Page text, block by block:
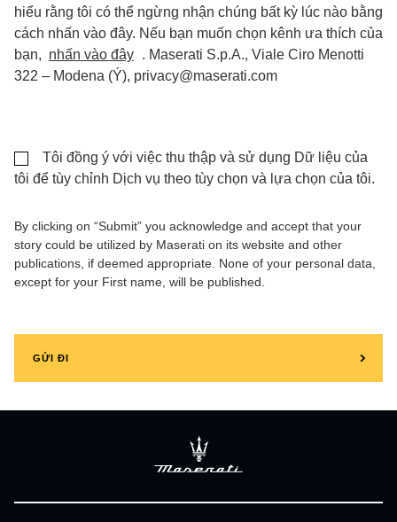
hiểu rằng tôi có thể ngừng nhận chúng bất kỳ lúc nào bằng
cách nhấn vào đây. Nếu bạn muốn chọn kênh ưa thích của
bạn, nhấn vào đây . Maserati S.p.A., Viale Ciro Menotti
322 – Modena (Ý), privacy@maserati.com
Tôi đồng ý với việc thu thập và sử dụng Dữ liệu của
tôi để tùy chỉnh Dịch vụ theo tùy chọn và lựa chọn của tôi.
By clicking on “Submit” you acknowledge and accept that your
story could be utilized by Maserati on its website and other
publications, if deemed appropriate. None of your personal data,
except for your First name, will be published.
GỬI ĐI